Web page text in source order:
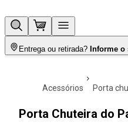
Entrega ou retirada? Informe o
acessórios porta
Porta Chuteira do